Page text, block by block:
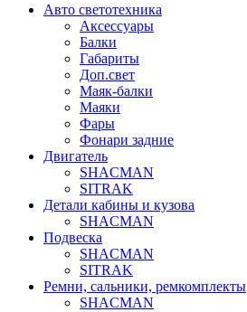
Авто светотехника
Аксессуары
Балки
Габариты
Доп.свет
Маяк-балки
Маяки
Фары
Фонари задние
Двигатель
SHACMAN
SITRAK
Детали кабины и кузова
SHACMAN
Подвеска
SHACMAN
SITRAK
Ремни, сальники, ремкомплекты
SHACMAN